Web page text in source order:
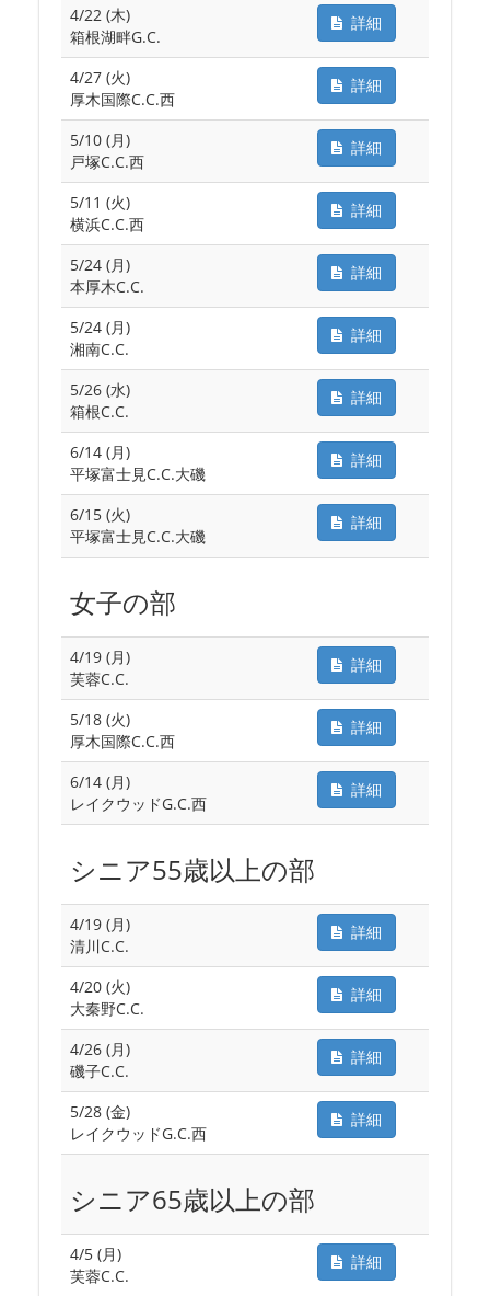
4/22 (木)
箱根湖畔G.C.
詳細
4/27 (火)
厚木国際C.C.西
詳細
5/10 (月)
戸塚C.C.西
詳細
5/11 (火)
横浜C.C.西
詳細
5/24 (月)
本厚木C.C.
詳細
5/24 (月)
湘南C.C.
詳細
5/26 (水)
箱根C.C.
詳細
6/14 (月)
平塚富士見C.C.大磯
詳細
6/15 (火)
平塚富士見C.C.大磯
詳細
女子の部
4/19 (月)
芙蓉C.C.
詳細
5/18 (火)
厚木国際C.C.西
詳細
6/14 (月)
レイクウッドG.C.西
詳細
シニア55歳以上の部
4/19 (月)
清川C.C.
詳細
4/20 (火)
大秦野C.C.
詳細
4/26 (月)
磯子C.C.
詳細
5/28 (金)
レイクウッドG.C.西
詳細
シニア65歳以上の部
4/5 (月)
芙蓉C.C.
詳細